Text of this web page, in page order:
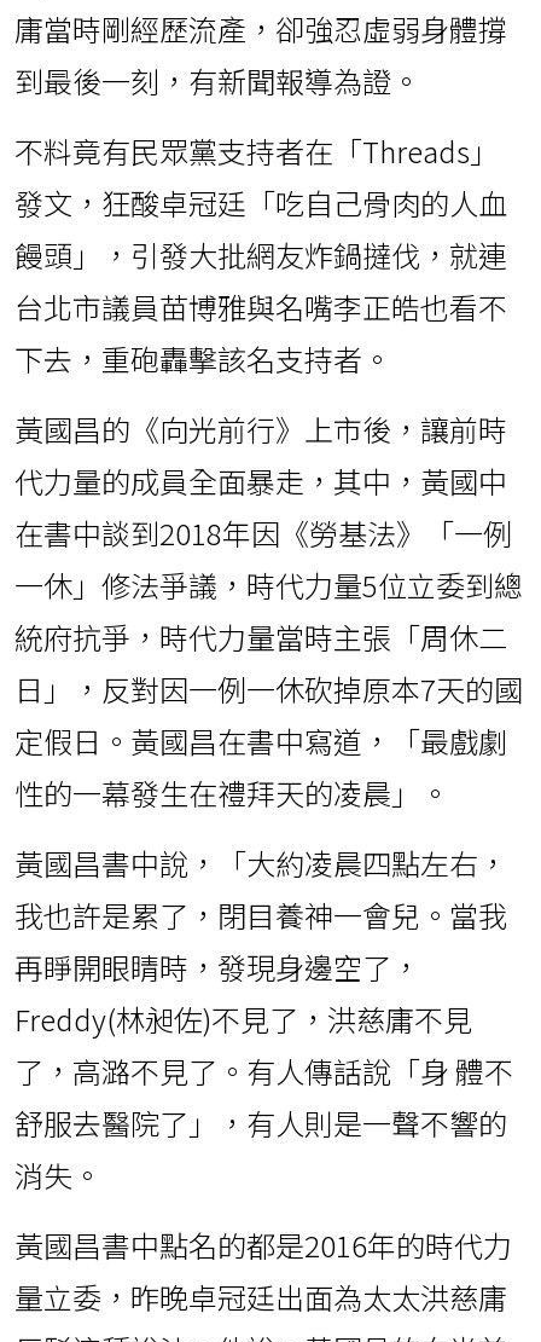
庸當時剛經歷流產，卻強忍虛弱身體撐
到最後一刻，有新聞報導為證。
不料竟有民眾黨支持者在「Threads」
發文，狂酸卓冠廷「吃自己骨肉的人血
饅頭」，引發大批網友炸鍋撻伐，就連
台北市議員苗博雅與名嘴李正皓也看不
下去，重砲轟擊該名支持者。
黃國昌的《向光前行》上市後，讓前時
代力量的成員全面暴走，其中，黃國中
在書中談到2018年因《勞基法》「一例
一休」修法爭議，時代力量5位立委到總
統府抗爭，時代力量當時主張「周休二
日」，反對因一例一休砍掉原本7天的國
定假日。黃國昌在書中寫道，「最戲劇
性的一幕發生在禮拜天的凌晨」。
黃國昌書中說，「大約凌晨四點左右，
我也許是累了，閉目養神一會兒。當我
再睜開眼睛時，發現身邊空了，
Freddy(林昶佐)不見了，洪慈庸不見
了，高潞不見了。有人傳話說「身 體不
舒服去醫院了」，有人則是一聲不響的
消失。
黃國昌書中點名的都是2016年的時代力
量立委，昨晚卓冠廷出面為太太洪慈庸